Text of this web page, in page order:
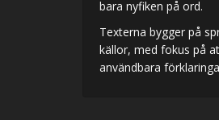
bara nyfiken på ord.
Texterna bygger på
källor, med fokus på
användbara